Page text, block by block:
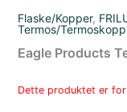
Flaske/Kopper,
Termos/Termoskopp
Eagle Products
Dette produktet er